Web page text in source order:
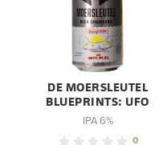
DE MOERSLEUTEL
BLUEPRINTS: UFO
IPA 6%
0